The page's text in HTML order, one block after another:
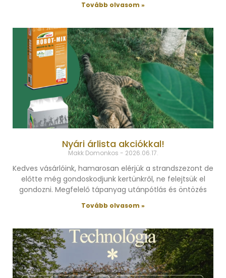
Tovább olvasom »
Nyári árlista akciókkal!
Makk Domonkos 2026.06.17.
Kedves vásárlóink, hamarosan elérjük a strandszezont de
előtte még gondoskodjunk kertünkről, ne felejtsük el
gondozni. Megfelelő tápanyag utánpótlás és öntözés
Tovább olvasom »